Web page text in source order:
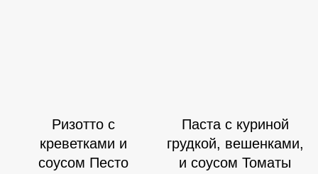
Ризотто с
креветками и
соусом Песто
Паста с куриной
грудкой, вешенками,
и соусом Томаты